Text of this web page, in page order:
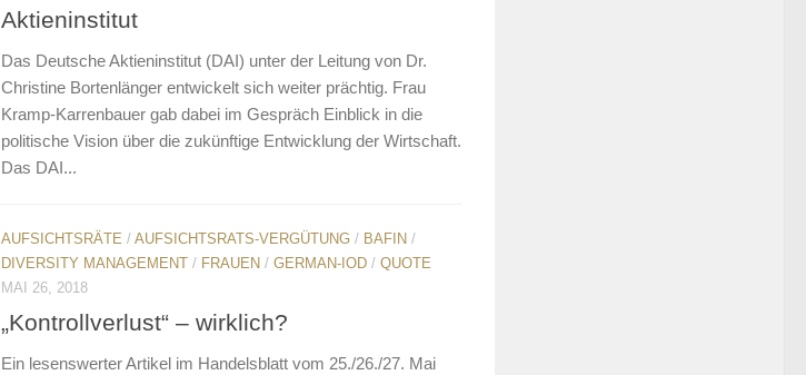
Aktieninstitut
Das Deutsche Aktieninstitut (DAI) unter der Leitung von Dr.
Christine Bortenlänger entwickelt sich weiter prächtig. Frau
Kramp-Karrenbauer gab dabei im Gespräch Einblick in die
politische Vision über die zukünftige Entwicklung der Wirtschaft.
Das DAI...
AUFSICHTSRÄTE / AUFSICHTSRATS-VERGÜTUNG / BAFIN /
DIVERSITY MANAGEMENT / FRAUEN / GERMAN-IOD / QUOTE
MAI 26, 2018
„Kontrollverlust“ – wirklich?
Ein lesenswerter Artikel im Handelsblatt vom 25./26./27. Mai